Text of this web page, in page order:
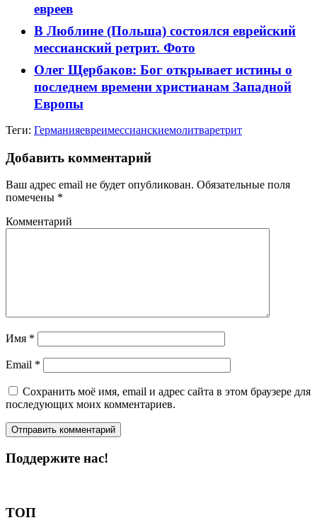
евреев
В Люблине (Польша) состоялся еврейский
мессианский ретрит. Фото
Олег Щербаков: Бог открывает истины о
последнем времени христианам Западной
Европы
Теги: Германияевреимессианскиемолитваретрит
Добавить комментарий
Ваш адрес email не будет опубликован. Обязательные поля
помечены *
Комментарий
Имя *
Email *
Сохранить моё имя, email и адрес сайта в этом браузере для
последующих моих комментариев.
Поддержите нас!
ТОП